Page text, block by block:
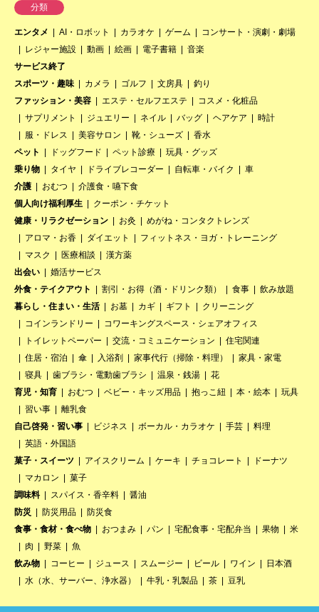
分類
エンタメ AI・ロボット カラオケ ゲーム
コンサート・演劇・劇場
レジャー施設
動画 絵画 電子書籍
音楽
サービス終了
スポーツ・趣味
カメラ ゴルフ 文房具
釣り
ファッション・美容
エステ・セルフエステ
コスメ・化粧品
サプリメント
ジュエリー ネイル バッグ ヘアケア
時計
服・ドレス
美容サロン 靴・シューズ
香水
ペット
ドッグフード ペット診療
玩具・グッズ
乗り物
タイヤ ドライブレコーダー 自転車・バイク
車
介護
おむつ
介護食・嚥下食
個人向け福利厚生
クーポン・チケット
健康・リラクゼーション
お灸
めがね・コンタクトレンズ
アロマ・お香
ダイエット
フィットネス・ヨガ・トレーニング
マスク
医療相談
漢方薬
出会い
婚活サービス
外食・テイクアウト
割引・お得（酒・ドリンク類） 食事
飲み放題
暮らし・住まい・生活
お墓 カギ ギフト
クリーニング
コインランドリー
コワーキングスペース・シェアオフィス
トイレットペーパー
交流・コミュニケーション
住宅関連
住居・宿泊
傘 入浴剤 家事代行（掃除・料理）
家具・家電
寝具
歯ブラシ・電動歯ブラシ 温泉・銭湯
花
育児・知育
おむつ ベビー・キッズ用品 抱っこ紐 本・絵本
玩具
習い事
離乳食
自己啓発・習い事
ビジネス ボーカル・カラオケ 手芸
料理
英語・外国語
菓子・スイーツ
アイスクリーム ケーキ チョコレート
ドーナツ
マカロン
菓子
調味料
スパイス・香辛料
醤油
防災
防災用品
防災食
食事・食材・食べ物
おつまみ パン 宅配食事・宅配弁当 果物
米
肉
野菜
魚
飲み物
コーヒー ジュース スムージー ビール ワイン
日本酒
水（水、サーバー、浄水器）
牛乳・乳製品 茶 豆乳